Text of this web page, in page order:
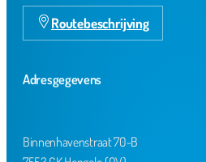
Routebeschrijving
Adresgegevens
Binnenhavenstraat 70-B